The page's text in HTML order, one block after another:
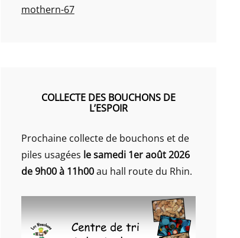
mothern-67
COLLECTE DES BOUCHONS DE
L’ESPOIR
Prochaine collecte de bouchons et de
piles usagées le samedi 1er août 2026
de 9h00 à 11h00au hall route du Rhin.